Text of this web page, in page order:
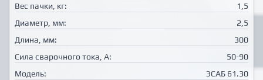
Вес пачки, кг:
1,5
Диаметр, мм:
2,5
Длина, мм:
300
Сила сварочного тока, А:
50-90
Модель:
ЭСАБ 61.30